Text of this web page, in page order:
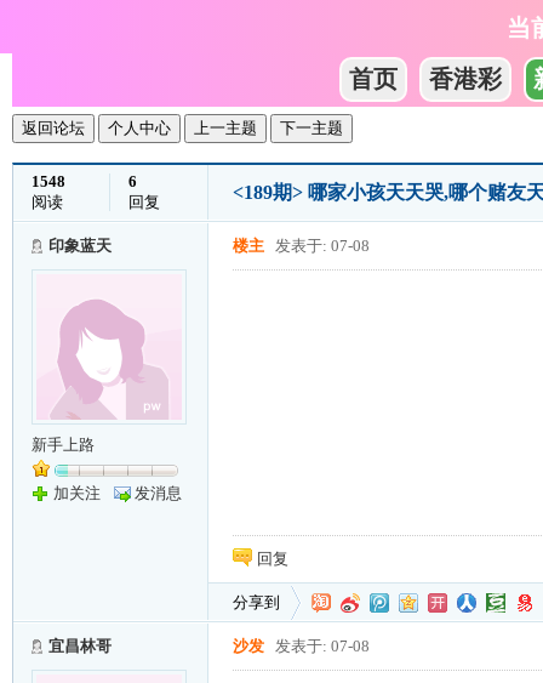
当
首页
香港彩
返回论坛 个人中心 上一主题 下一主题
1548
阅读
6
回复
<189期> 哪家小孩天天哭,哪个赌友
印象蓝天
新手上路
加关注 发消息
楼主 发表于: 07-08
回复
分享到
宜昌林哥 沙发 发表于: 07-08